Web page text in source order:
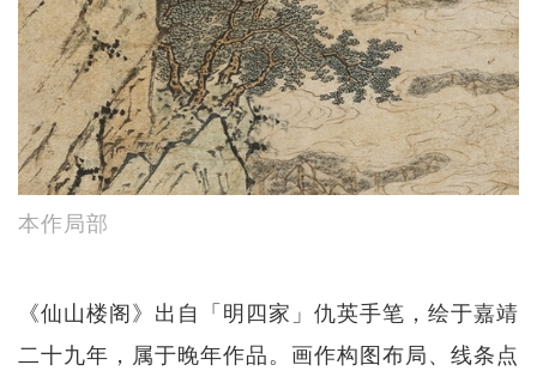
本作局部
《仙山楼阁》出自「明四家」仇英手笔，绘于嘉靖
二十九年，属于晚年作品。画作构图布局、线条点